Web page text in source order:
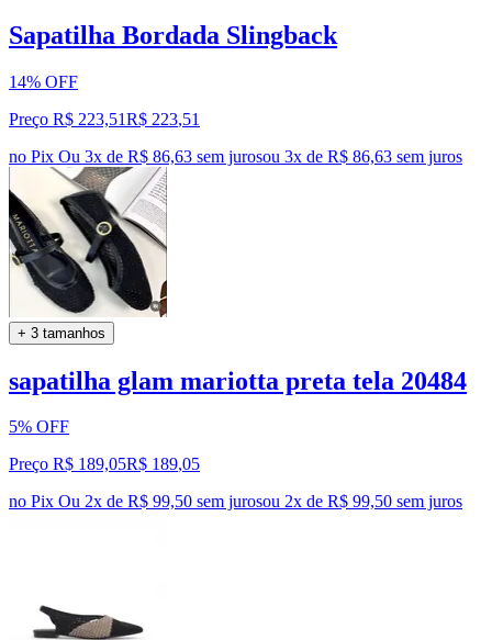
Sapatilha Bordada Slingback
14% OFF
Preço R$ 223,51R$ 223,51
no Pix Ou 3x de R$ 86,63 sem jurosou 3x de R$ 86,63 sem juros
+ 3 tamanhos
sapatilha glam mariotta preta tela 20484
5% OFF
Preço R$ 189,05R$ 189,05
no Pix Ou 2x de R$ 99,50 sem jurosou 2x de R$ 99,50 sem juros